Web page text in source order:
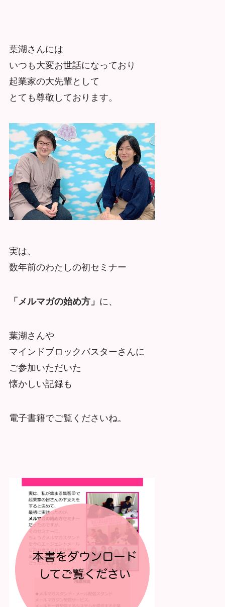
葉湖さんには
いつも大変お世話になっており
起業家の大先輩として
とても尊敬しております。
実は、
数年前のわたしの初セミナー
「メルマガの始め方」 に、
葉湖さんや
マインドブロックバスターさんに
ご参加いただいた
懐かしい記録も
電子書籍でご覧くださいね。